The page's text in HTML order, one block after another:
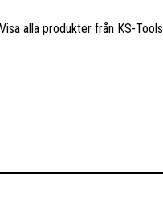
Visa alla produkter från KS-Tools